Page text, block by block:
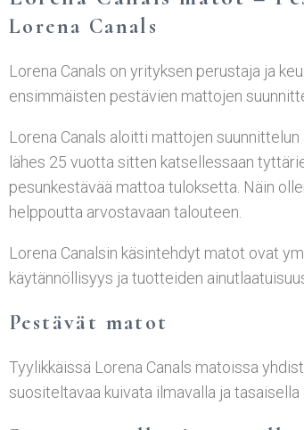
Lorena Canals
Lorena Canals on yrityksen perustaja ja
ensimmäisten pestävien mattojen
Lorena Canals aloitti mattojen
lähes 25 vuotta sitten katsellessaan
pesunkestävää mattoa tuloksetta. Näin
helppoutta arvostavaan talouteen.
Lorena Canalsin käsintehdyt matot ovat
käytännöllisyys ja tuotteiden
Pestävät matot
Tyylikkäissä Lorena Canals matoissa
suositeltavaa kuivata ilmavalla ja tasaisella